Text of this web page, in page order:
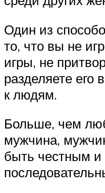
Один из
то, что вы не
игры, не
разделяете его
к людям.
Больше, чем
мужчина,
быть честным и